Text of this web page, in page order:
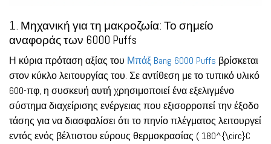
1. Μηχανική για τη μακροζωία: Το σημείο
αναφοράς των 6000 Puffs
Η κύρια πρόταση αξίας του Μπάξ Bang 6000 Puffs βρίσκεται
στον κύκλο λειτουργίας του. Σε αντίθεση με το τυπικό υλικό
600-πφ, η συσκευή αυτή χρησιμοποιεί ένα εξελιγμένο
σύστημα διαχείρισης ενέργειας που εξισορροπεί την έξοδο
τάσης για να διασφαλίσει ότι το πηνίο πλέγματος λειτουργεί
εντός ενός βέλτιστου εύρους θερμοκρασίας ( 180^{\circ}C